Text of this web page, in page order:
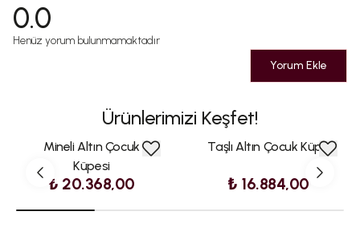
0.0
Henüz yorum bulunmamaktadır
Yorum Ekle
Ürünlerimizi Keşfet!
Mineli Altın Çocuk
Küpesi
₺ 20.368,00
Taşlı Altın Çocuk Küpe
₺ 16.884,00